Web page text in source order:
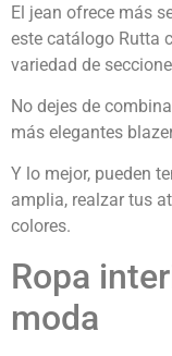
El jean ofrece más
este catálogo Rutta
variedad de
No dejes de
más elegantes
Y lo mejor, pueden
amplia, realzar tus
colores.
Ropa
moda